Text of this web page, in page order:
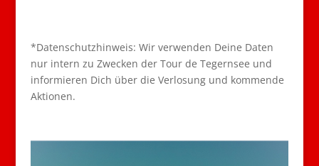
*Datenschutzhinweis: Wir verwenden Deine Daten
nur intern zu Zwecken der Tour de Tegernsee und
informieren Dich über die Verlosung und kommende
Aktionen.